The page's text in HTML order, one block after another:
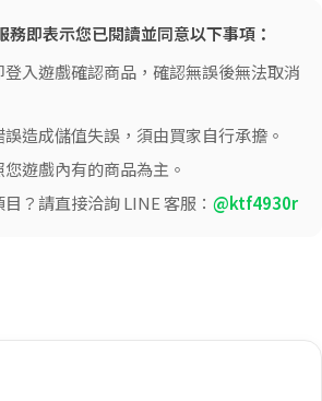
務即表示您已閱讀並同意以下事項：
入遊戲確認商品，確認無誤後無法取消
造成儲值失誤，須由買家自行承擔。
遊戲內有的商品為主。
？請直接洽詢 LINE 客服： @ktf4930r